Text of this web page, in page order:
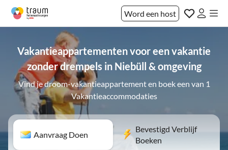
Word een host
Vakantieappartementen voor een vakantie
zonder drempels in Niebüll & omgeving
Vind je droom-vakantieappartement en boek een van 1
Vakantieaccommodaties
Aanvraag Doen
Bevestigd Verblijf
Boeken